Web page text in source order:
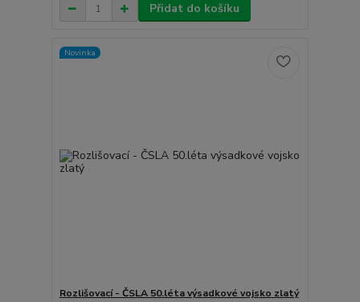
Přidat do košíku
Novinka
Rozlišovací - ČSLA 50.léta výsadkové vojsko zlatý